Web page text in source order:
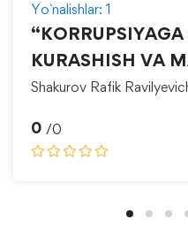
Yo`nalishlar: 1
KURASHISH VA MANFAATLAR
TO‘QNASHUVINI
Shakurov Rafik
0 /0